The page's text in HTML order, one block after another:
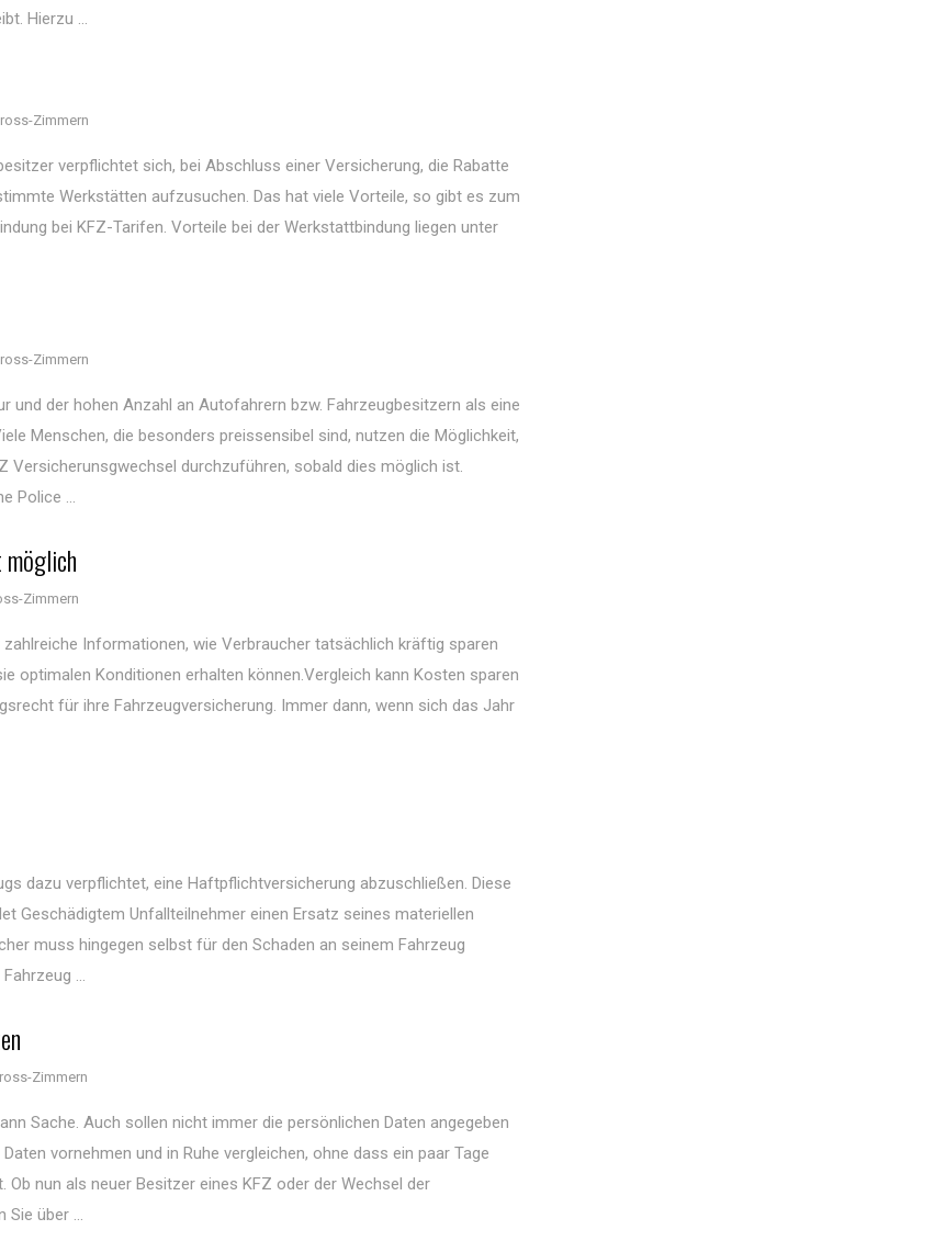
Hierzu ...
Zimmern
verpflichtet sich, bei Abschluss einer Versicherung, die Rabatte
Werkstätten aufzusuchen. Das hat viele Vorteile, so gibt es zum
bei KFZ-Tarifen. Vorteile bei der Werkstattbindung liegen unter
Zimmern
und der hohen Anzahl an Autofahrern bzw. Fahrzeugbesitzern als eine
Menschen, die besonders preissensibel sind, nutzen die Möglichkeit,
Versicherunsgwechsel durchzuführen, sobald dies möglich ist.
Police ...
Zimmern
Informationen, wie Verbraucher tatsächlich kräftig sparen
optimalen Konditionen erhalten können.Vergleich kann Kosten sparen
für ihre Fahrzeugversicherung. Immer dann, wenn sich das Jahr
dazu verpflichtet, eine Haftpflichtversicherung abzuschließen. Diese
Geschädigtem Unfallteilnehmer einen Ersatz seines materiellen
muss hingegen selbst für den Schaden an seinem Fahrzeug
...
Zimmern
Sache. Auch sollen nicht immer die persönlichen Daten angegeben
vornehmen und in Ruhe vergleichen, ohne dass ein paar Tage
nun als neuer Besitzer eines KFZ oder der Wechsel der
Sie über ...